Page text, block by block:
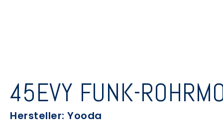
45EVY FUNK-
Hersteller: Yooda